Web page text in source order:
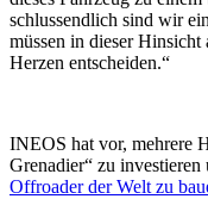
schlussendlich sind wir
müssen in dieser
Herzen entscheiden.“
INEOS hat vor, mehrere
Grenadier“ zu investieren
Offroader der Welt zu